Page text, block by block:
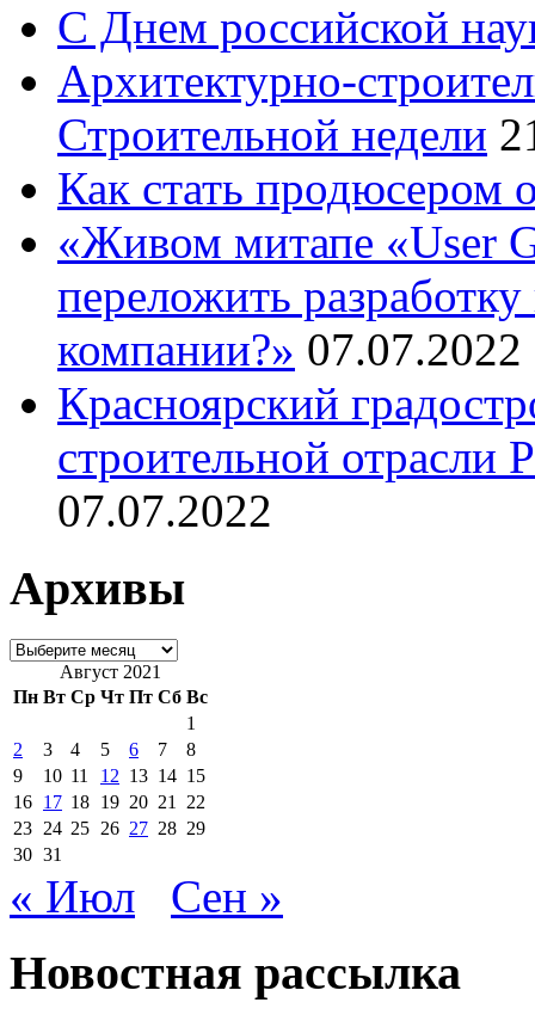
С Днем российской
Архитектурно-
Строительной недели
Как стать продюсером
«Живом митапе «User
переложить
компании?» 07.07.2022
Красноярский
строительной отрасли
07.07.2022
Архивы
Архивы
Август 2021
Пн Вт Ср Чт Пт Сб Вс
1
2
3 4 5 6 7
8
9
10 11 12 13 14 15
16 17 18 19 20 21
22
23 24 25 26 27 28 29
30 31
« Июл Сен »
Новостная рассылка